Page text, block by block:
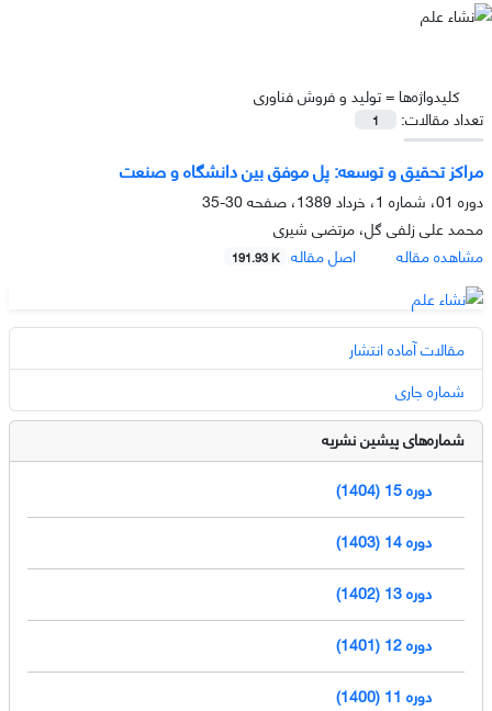
کلیدواژه‌ها =تولید و فروش فناوری
تعداد مقالات:
1
مراکز تحقیق و توسعه: پل موفق بین دانشگاه و صنعت
دوره 01، شماره 1، خرداد 1389، صفحه
30-35
محمد علی زلفی گل، مرتضى شیرى
مشاهده مقاله
اصل مقاله 191.93 K
مقالات آماده انتشار
شماره جاری
شماره‌های پیشین نشریه
دوره 15 (1404)
دوره 14 (1403)
دوره 13 (1402)
دوره 12 (1401)
دوره 11 (1400)